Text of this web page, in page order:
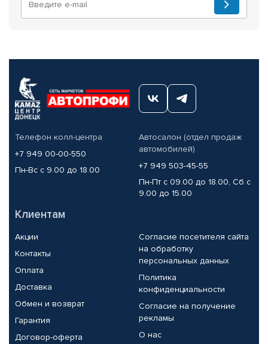
Телефон колл-центра
+7 949 00-00-550
Пн-Вс с 9.00 до 18.00
Автосалон (отдел продаж
автомобилей)
+7 949 503-45-55
Пн-Пт с 09.00 до 18.00, Сб с
9.00 до 15.00
Клиентам
Акции
Контакты
Оплата
Доставка
Обмен и возврат
Гарантия
Договор-оферта
Согласие посетителя сайта
на обработку
персональных данных
Политика
конфиденциальности
Согласие на получение
рекламы
О нас